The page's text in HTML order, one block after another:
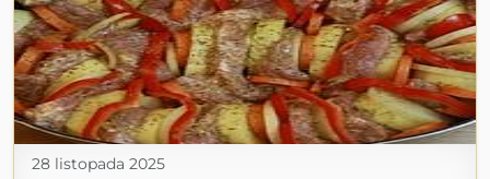
28 listopada 2025